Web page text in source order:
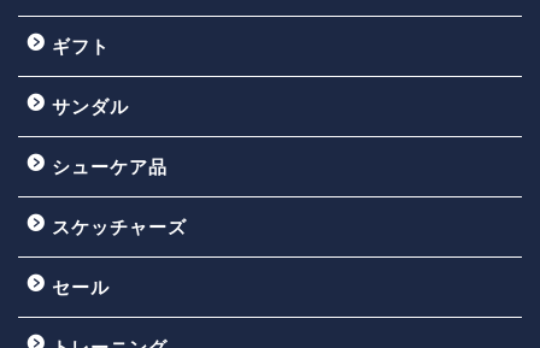
ギフト
サンダル
シューケア品
スケッチャーズ
セール